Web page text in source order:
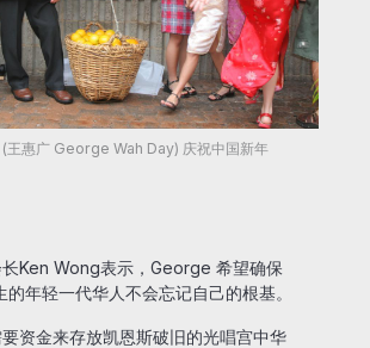
惠广 George Wah Day) 庆祝中国新年
长Ken Wong表示，George 希望确保
的年轻一代华人不会忘记自己的根基。
资金来存放凯恩斯破旧的光唱宫中华